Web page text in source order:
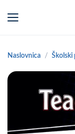
Naslovnica Školski